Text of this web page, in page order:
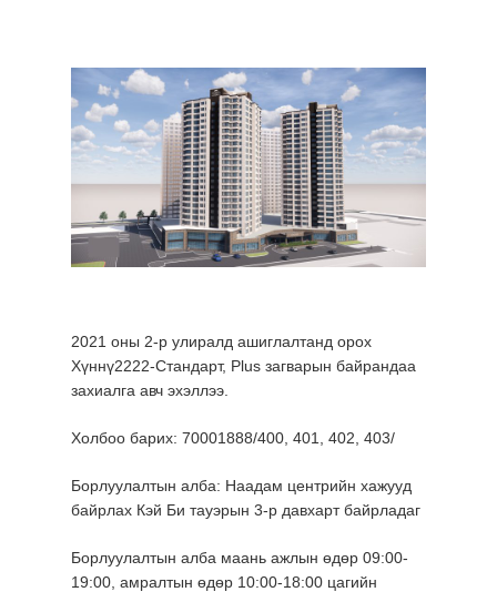
2021 оны 2-р улиралд ашиглалтанд орох
Хүннү2222-Стандарт, Plus загварын байрандаа
захиалга авч эхэллээ.
Холбоо барих: 70001888/400, 401, 402, 403/
Борлуулалтын алба: Наадам центрийн хажууд
байрлах Кэй Би тауэрын 3-р давхарт байрладаг
Борлуулалтын алба маань ажлын өдөр 09:00-
19:00, амралтын өдөр 10:00-18:00 цагийн